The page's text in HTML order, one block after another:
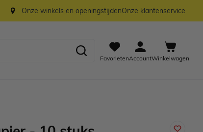
Onze winkels en openingstijdenOnze klantenservice
FavorietenAccountWinkelwagen